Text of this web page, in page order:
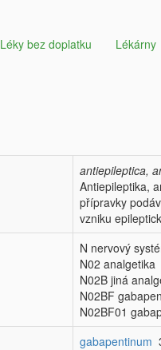
Léky bez doplatku Lékárny
antiepileptica,
Antiepileptika,
přípravky
vzniku
N nervový
N02 analgetika
N02B jiná
N02BF
N02BF01
gabapentinum